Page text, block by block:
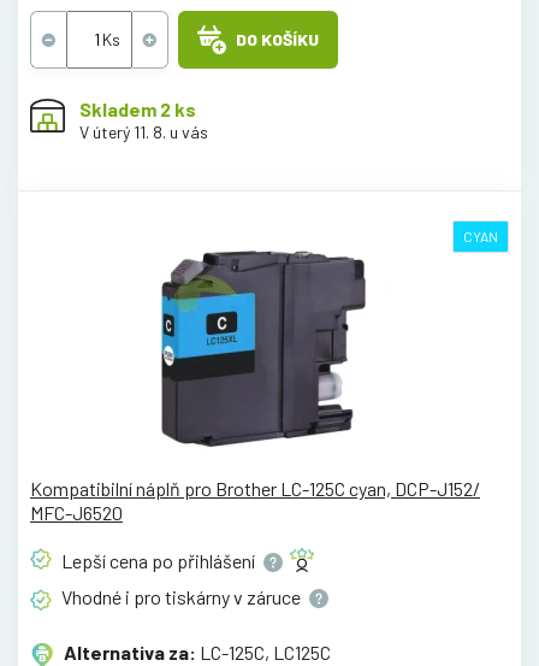
DO KOŠÍKU
Skladem 2 ks
V úterý 11. 8. u vás
CYAN
Kompatibilní náplň pro Brother LC-125C cyan, DCP-J152/
MFC-J6520
Lepší cena po přihlášení
Vhodné i pro tiskárny v záruce
Alternativa za: LC-125C, LC125C